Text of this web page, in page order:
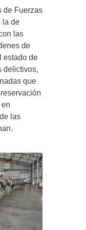
de Fuerzas
la de
las
de
estado de
delictivos,
que
las